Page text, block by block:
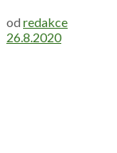
od redakce
26.8.2020